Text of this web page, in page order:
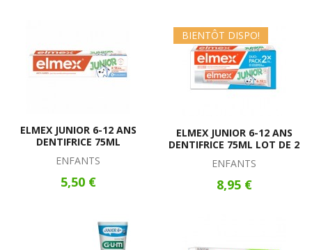
ELMEX JUNIOR 6-12 ANS
DENTIFRICE 75ML
ENFANTS
5,50 €
BIENTÔT DISPO!
ELMEX JUNIOR 6-12 ANS
DENTIFRICE 75ML LOT DE 2
ENFANTS
8,95 €